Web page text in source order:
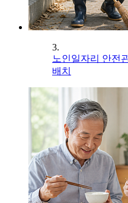
3.
노인일자리 안전
배치